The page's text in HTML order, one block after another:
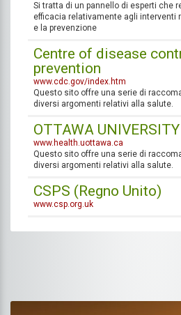
Si tratta di un pannello di esperti che
efficacia relativamente agli interventi
e la prevenzione
Centre of disease
prevention
www.cdc.gov/index.htm
Questo sito offre una serie di
diversi argomenti relativi alla salute.
OTTAWA UNIVERSITY
www.health.uottawa.ca
Questo sito offre una serie di
diversi argomenti relativi alla salute.
CSPS (Regno Unito)
www.csp.org.uk